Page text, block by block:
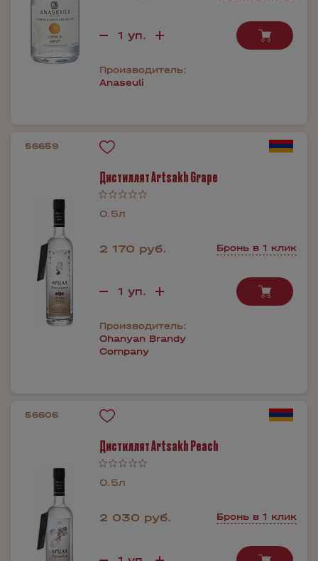
Производитель:
Anaseuli
56659
Дистиллят Artsakh Grape
0.5л
2 170 руб. Бронь в 1 клик
Производитель:
Ohanyan Brandy
Company
56606
Дистиллят Artsakh Peach
0.5л
2 030 руб. Бронь в 1 клик